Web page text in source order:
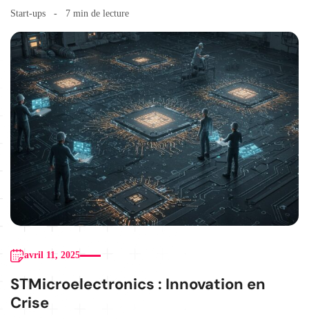
Start-ups 7 min de lecture
avril 11, 2025
STMicroelectronics : Innovation en
Crise